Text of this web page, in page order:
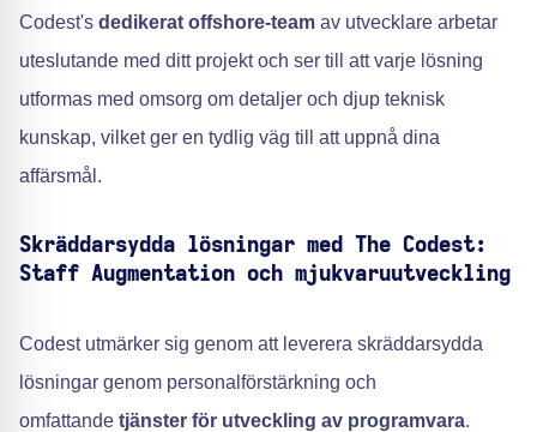
Codest's dedikerat offshore-team av utvecklare arbetar
uteslutande med ditt projekt och ser till att varje lösning
utformas med omsorg om detaljer och djup teknisk
kunskap, vilket ger en tydlig väg till att uppnå dina
affärsmål.
Skräddarsydda lösningar med The Codest:
Staff Augmentation och mjukvaruutveckling
Codest utmärker sig genom att leverera skräddarsydda
lösningar genom personalförstärkning och
omfattande tjänster för utveckling av programvara.